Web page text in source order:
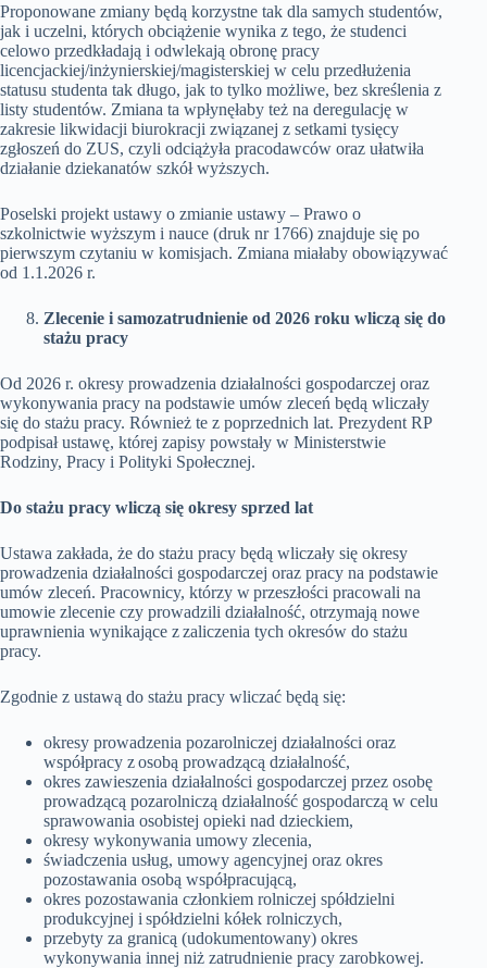
Proponowane zmiany będą korzystne tak dla samych studentów,
jak i uczelni, których obciążenie wynika z tego, że studenci
celowo przedkładają i odwlekają obronę pracy
licencjackiej/inżynierskiej/magisterskiej w celu przedłużenia
statusu studenta tak długo, jak to tylko możliwe, bez skreślenia z
listy studentów. Zmiana ta wpłynęłaby też na deregulację w
zakresie likwidacji biurokracji związanej z setkami tysięcy
zgłoszeń do ZUS, czyli odciążyła pracodawców oraz ułatwiła
działanie dziekanatów szkół wyższych.
Poselski projekt ustawy o zmianie ustawy – Prawo o
szkolnictwie wyższym i nauce (druk nr 1766) znajduje się po
pierwszym czytaniu w komisjach. Zmiana miałaby obowiązywać
od 1.1.2026 r.
Zlecenie i samozatrudnienie od 2026 roku wliczą się do
stażu pracy
Od 2026 r. okresy prowadzenia działalności gospodarczej oraz
wykonywania pracy na podstawie umów zleceń będą wliczały
się do stażu pracy. Również te z poprzednich lat. Prezydent RP
podpisał ustawę, której zapisy powstały w Ministerstwie
Rodziny, Pracy i Polityki Społecznej.
Do stażu pracy wliczą się okresy sprzed lat
Ustawa zakłada, że do stażu pracy będą wliczały się okresy
prowadzenia działalności gospodarczej oraz pracy na podstawie
umów zleceń. Pracownicy, którzy w przeszłości pracowali na
umowie zlecenie czy prowadzili działalność, otrzymają nowe
uprawnienia wynikające z zaliczenia tych okresów do stażu
pracy.
Zgodnie z ustawą do stażu pracy wliczać będą się:
okresy prowadzenia pozarolniczej działalności oraz
współpracy z osobą prowadzącą działalność,
okres zawieszenia działalności gospodarczej przez osobę
prowadzącą pozarolniczą działalność gospodarczą w celu
sprawowania osobistej opieki nad dzieckiem,
okresy wykonywania umowy zlecenia,
świadczenia usług, umowy agencyjnej oraz okres
pozostawania osobą współpracującą,
okres pozostawania członkiem rolniczej spółdzielni
produkcyjnej i spółdzielni kółek rolniczych,
przebyty za granicą (udokumentowany) okres
wykonywania innej niż zatrudnienie pracy zarobkowej.